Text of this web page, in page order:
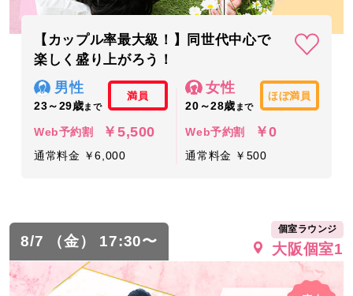
【カップル率最大級！】同世代中心で
楽しく盛り上がろう！
男性
23～29歳まで
満員
Web予約割 ￥5,500
通常料金 ￥6,000
女性
20～28歳 まで
ほぼ満員
Web予約割 ￥0
通常料金 ￥500
8/7 （金） 17:30〜
個室ラウンジ
大阪個室1